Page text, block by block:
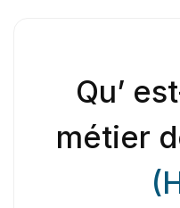
Qu’
métier